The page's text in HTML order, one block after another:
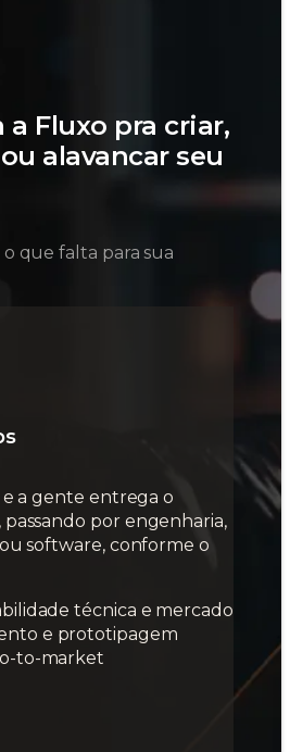
a Fluxo pra criar,
alavancar seu
que falta para sua
e a gente entrega o
por engenharia,
software, conforme o
técnica e mercado
e prototipagem
to-market